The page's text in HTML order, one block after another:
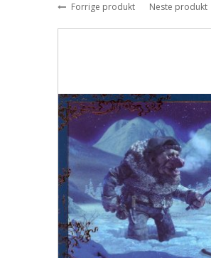
Forrige produkt Neste produkt